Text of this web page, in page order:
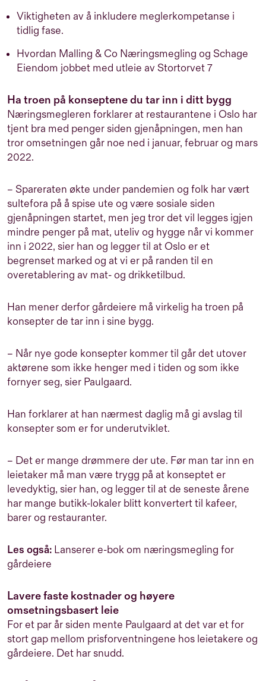
Viktigheten av å inkludere meglerkompetanse i
tidlig fase.
Hvordan Malling & Co Næringsmegling og Schage
Eiendom jobbet med utleie av Stortorvet 7
Ha troen på konseptene du tar inn i ditt bygg
Næringsmegleren forklarer at restaurantene i Oslo har
tjent bra med penger siden gjenåpningen, men han
tror omsetningen går noe ned i januar, februar og mars
2022.
– Spareraten økte under pandemien og folk har vært
sultefora på å spise ute og være sosiale siden
gjenåpningen startet, men jeg tror det vil legges igjen
mindre penger på mat, uteliv og hygge når vi kommer
inn i 2022, sier han og legger til at Oslo er et
begrenset marked og at vi er på randen til en
overetablering av mat- og drikketilbud.
Han mener derfor gårdeiere må virkelig ha troen på
konsepter de tar inn i sine bygg.
– Når nye gode konsepter kommer til går det utover
aktørene som ikke henger med i tiden og som ikke
fornyer seg, sier Paulgaard.
Han forklarer at han nærmest daglig må gi avslag til
konsepter som er for underutviklet.
– Det er mange drømmere der ute. Før man tar inn en
leietaker må man være trygg på at konseptet er
levedyktig, sier han, og legger til at de seneste årene
har mange butikk-lokaler blitt konvertert til kafeer,
barer og restauranter.
Les også: Lanserer e-bok om næringsmegling for
gårdeiere
Lavere faste kostnader og høyere
omsetningsbasert leie
For et par år siden mente Paulgaard at det var et for
stort gap mellom prisforventningene hos leietakere og
gårdeiere. Det har snudd.